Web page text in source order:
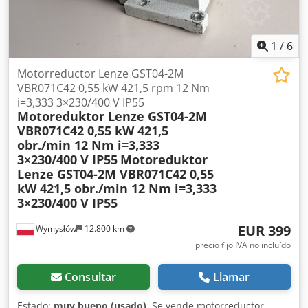
1 / 6
Wymysłów 12.800 km
Motorreductor Lenze GST04-2M
VBR071C42 0,55 kW 421,5 rpm 12 Nm
i=3,333 3×230/400 V IP55
Motoreduktor Lenze GST04-2M
VBR071C42 0,55 kW 421,5
obr./min 12 Nm i=3,333
3×230/400 V IP55 Motoreduktor
Lenze GST04-2M VBR071C42 0,55
kW 421,5 obr./min 12 Nm i=3,333
3×230/400 V IP55
EUR 399
precio fijo IVA no incluído
Consultar Llamar